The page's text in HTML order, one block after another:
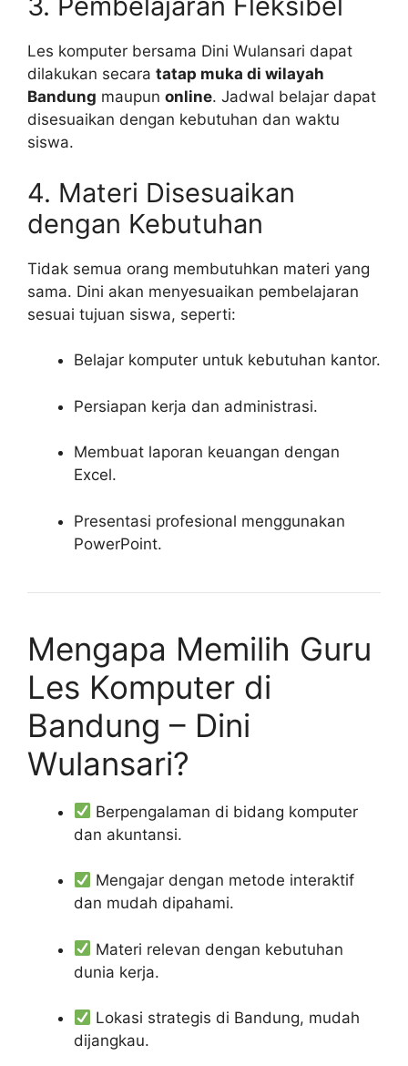
Les komputer bersama Dini Wulansari dapat
dilakukan secara tatap muka di wilayah
Bandung maupun online. Jadwal belajar dapat
disesuaikan dengan kebutuhan dan waktu
siswa.
4. Materi Disesuaikan
dengan Kebutuhan
Tidak semua orang membutuhkan materi yang
sama. Dini akan menyesuaikan pembelajaran
sesuai tujuan siswa, seperti:
Belajar komputer untuk kebutuhan kantor.
Persiapan kerja dan administrasi.
Membuat laporan keuangan dengan
Excel.
Presentasi profesional menggunakan
PowerPoint.
Mengapa Memilih Guru
Les Komputer di
Bandung – Dini
Wulansari?
Berpengalaman di bidang komputer
dan akuntansi.
Mengajar dengan metode interaktif
dan mudah dipahami.
Materi relevan dengan kebutuhan
dunia kerja.
Lokasi strategis di Bandung, mudah
dijangkau.